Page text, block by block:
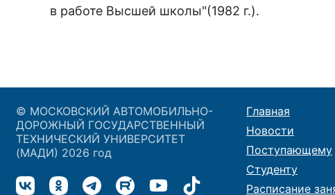
в работе Высшей школы"(1982 г.).
© МОСКОВСКИЙ АВТОМОБИЛЬНО-
ДОРОЖНЫЙ ГОСУДАРСТВЕННЫЙ
ТЕХНИЧЕСКИЙ УНИВЕРСИТЕТ
(МАДИ) 2026 год
Главная
Новости
Поступающему
Студенту
Расписание